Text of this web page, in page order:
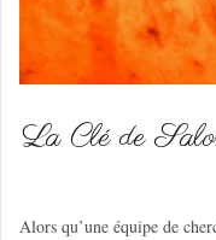
La Clé de
Alors qu’une équipe de